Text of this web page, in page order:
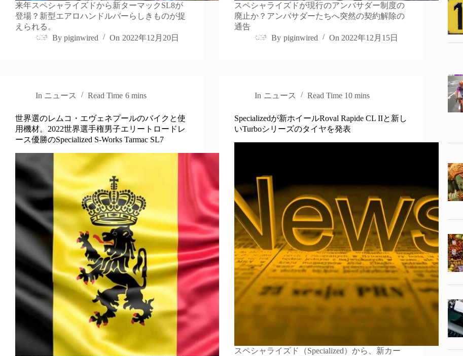
来年スペシャライズドから新ターマックSL8が
登場？新型エアロハンドルバーらしきものが捉
えられる。
By piginwired On 2022年12月20日
スペシャライズドが現行のアンバサダー制度の
廃止か？アンバサダーたちへ突然の契約解除の
通告
By piginwired On 2022年12月15日
In ニュース Read Time 6 mins
世界選のレムコ・エヴェネプールのバイクと使
用機材。2022世界選手権男子エリートロードレ
ース優勝のSpecialized S-Works Tarmac SL7
In ニュース Read Time 10 mins
Specializedが新ホイールRoval Rapide CL IIと新し
いTurboシリーズのタイヤを発表
スペシャライズド（Specialized）から、新カー